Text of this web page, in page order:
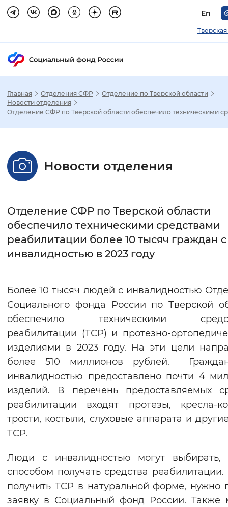
En
Настройка режима отображения
Стандартный Увеличенный
Интервал между буквами
Цвет сайта
Синий фон
Изображения
Включены Выключены
Звуковой ассистент
Вернуть стандартные настройки
Главная Отделения СФР
Отделение по Тверской области
Новости отделения
Отделение СФР по Тверской области обеспечило техническими
Новости отделения
Отделение СФР по Тверской области
обеспечило техническими средствами
реабилитации более 10 тысяч граждан с
инвалидностью в 2023 году
Более 10 тысяч людей с инвалидностью
Социального фонда России по Тверской
обеспечило техническими
реабилитации (ТСР) и протезно-
изделиями в 2023 году. На эти цели
более 510 миллионов рублей.
инвалидностью предоставлено почти 4
изделий. В перечень предоставляемых
реабилитации входят протезы, кресла-
трости, костыли, слуховые аппарата и
ТСР.
Люди с инвалидностью могут выбирать,
способом получать средства
получить ТСР в натуральной форме, нужно
заявку в Социальный фонд России. Также